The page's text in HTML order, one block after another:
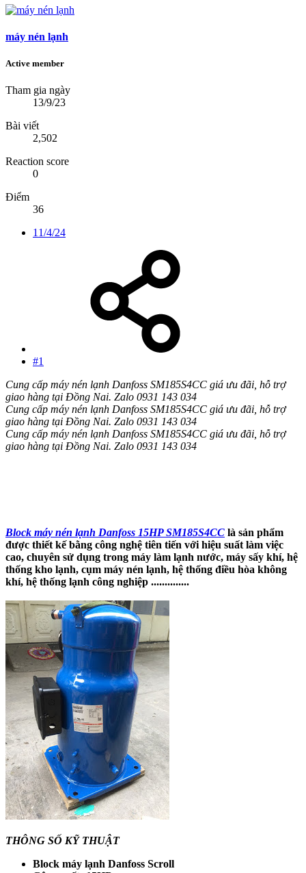
máy nén lạnh
Active member
Tham gia ngày
13/9/23
Bài viết
2,502
Reaction score
0
Điểm
36
11/4/24
#1
Cung cấp máy nén lạnh Danfoss SM185S4CC giá ưu đãi, hỗ trợ
giao hàng tại Đồng Nai. Zalo 0931 143 034
Cung cấp máy nén lạnh Danfoss SM185S4CC giá ưu đãi, hỗ trợ
giao hàng tại Đồng Nai. Zalo 0931 143 034
Cung cấp máy nén lạnh Danfoss SM185S4CC giá ưu đãi, hỗ trợ
giao hàng tại Đồng Nai. Zalo 0931 143 034
Block máy nén lạnh Danfoss 15HPSM185S4CC là sản phẩm
được thiết kế bằng công nghệ tiên tiến với hiệu suất làm việc
cao, chuyên sử dụng trong máy làm lạnh nước, máy sấy khí, hệ
thống kho lạnh, cụm máy nén lạnh, hệ thống điều hòa không
khí, hệ thống lạnh công nghiệp ..............
THÔNG SỐ KỸ THUẬT
Block máy lạnh Danfoss Scroll